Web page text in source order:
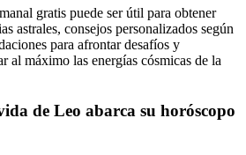
gratis puede ser útil para obtener
astrales, consejos personalizados según
para afrontar desafíos y
al máximo las energías cósmicas de la
de Leo abarca su horóscopo